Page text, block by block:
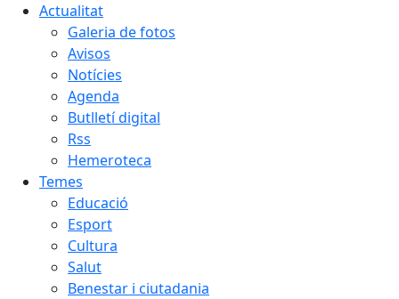
Actualitat
Galeria de fotos
Avisos
Notícies
Agenda
Butlletí digital
Rss
Hemeroteca
Temes
Educació
Esport
Cultura
Salut
Benestar i ciutadania